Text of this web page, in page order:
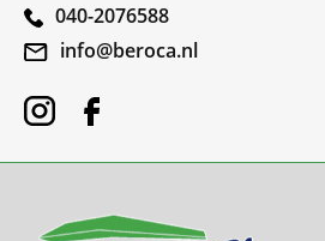
040-2076588
info@beroca.nl